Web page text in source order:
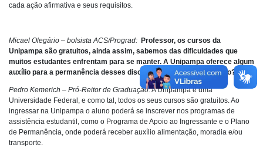
cada ação afirmativa e seus requisitos.
Micael Olegário – bolsista ACS/Prograd: Professor, os cursos da
Unipampa são gratuitos, ainda assim, sabemos das dificuldades que
muitos estudantes enfrentam para se manter. A Unipampa oferece algum
auxílio para a permanência desses discentes durante a graduação?
Pedro Kemerich – Pró-Reitor de Graduação:A Unipampa é uma
Universidade Federal, e como tal, todos os seus cursos são gratuitos. Ao
ingressar na Unipampa o aluno poderá se inscrever nos programas de
assistência estudantil, como o Programa de Apoio ao Ingressante e o Plano
de Permanência, onde poderá receber auxílio alimentação, moradia e/ou
transporte.